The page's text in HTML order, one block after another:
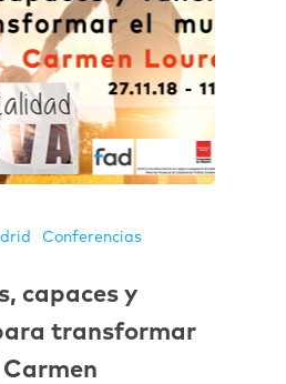
Conferencias
capaces y
transformar